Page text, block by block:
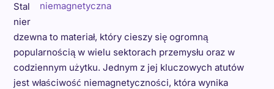
Stal
nier
dzewna to materiał, który cieszy się ogromną
popularnością w wielu sektorach przemysłu oraz w
codziennym użytku. Jednym z jej kluczowych atutów
jest właściwość niemagnetyczności, która wynika